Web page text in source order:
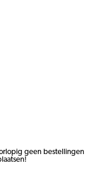
geen bestellingen